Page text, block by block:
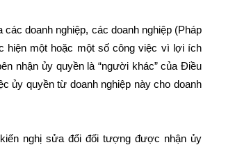
doanh nghiệp, các doanh nghiệp (Pháp
hiện một hoặc một số công việc vì lợi ích
nhận ủy quyền là “người khác” của Điều
ủy quyền từ doanh nghiệp này cho doanh
nghị sửa đổi đối tượng được nhận ủy